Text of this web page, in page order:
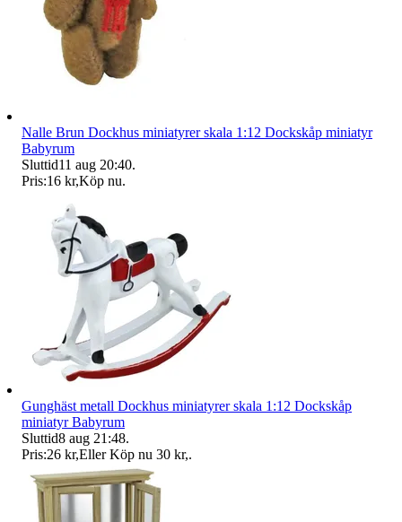
Nalle Brun Dockhus miniatyrer skala 1:12 Dockskåp miniatyr
Babyrum
Sluttid11 aug 20:40.
Pris:16 kr,Köp nu.
Gunghäst metall Dockhus miniatyrer skala 1:12 Dockskåp
miniatyr Babyrum
Sluttid8 aug 21:48.
Pris:26 kr,Eller Köp nu 30 kr,.